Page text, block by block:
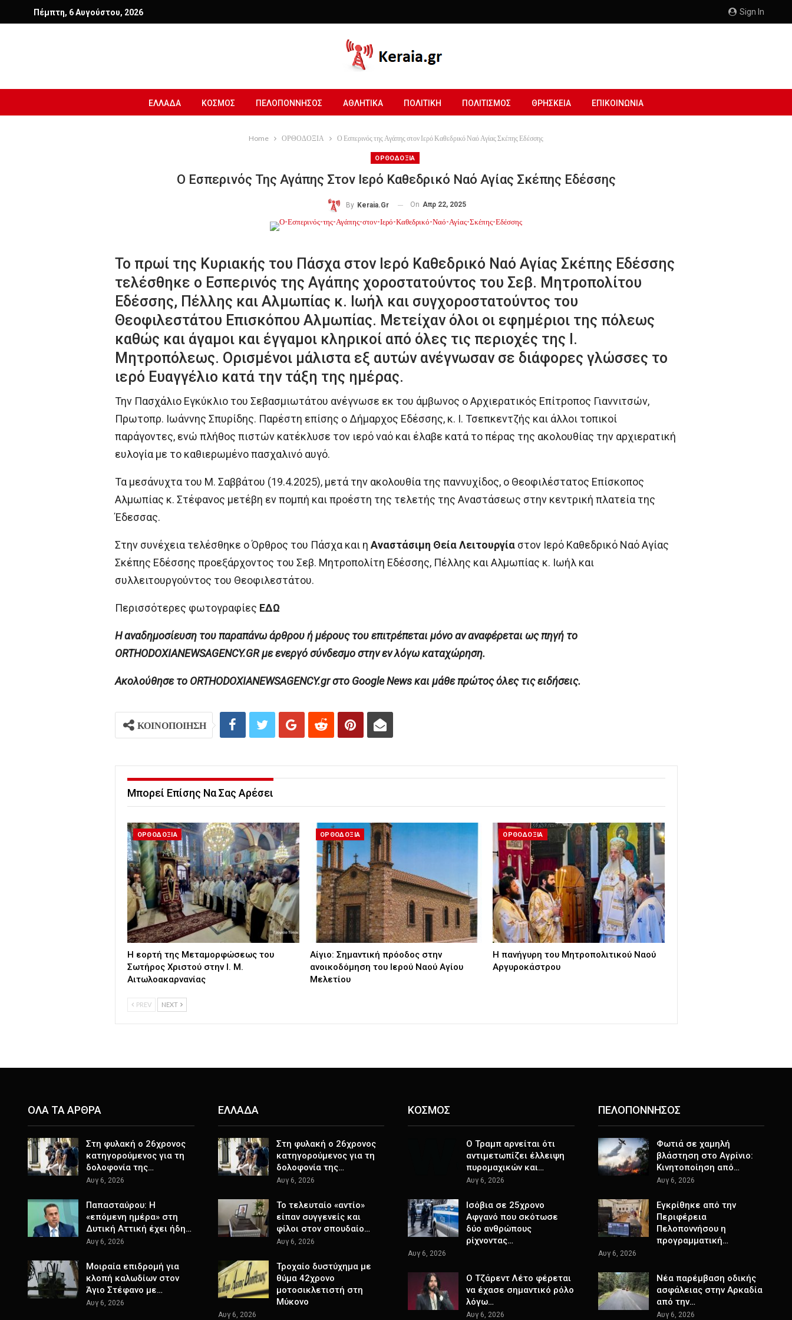
Sign In
Πέμπτη, 6 Αυγούστου, 2026
ΕΛΛΑΔΑ ΚΟΣΜΟΣ ΠΕΛΟΠΟΝΝΗΣΟΣ ΑΘΛΗΤΙΚΑ ΠΟΛΙΤΙΚΗ ΠΟΛΙΤΙΣΜΟΣ ΘΡΗΣΚΕΙΑ ΕΠΙΚΟΙΝΩΝΙΑ
Home ΟΡΘΟΔΟΞΙΑ Ο Εσπερινός της Αγάπης στον Ιερό Καθεδρικό Ναό Αγίας Σκέπης Εδέσσης
ΟΡΘΟΔΟΞΙΑ
Ο Εσπερινός Της Αγάπης Στον Ιερό Καθεδρικό Ναό Αγίας Σκέπης Εδέσσης
By Keraia.gr On Απρ 22, 2025
Το πρωί της Κυριακής του Πάσχα στον Ιερό Καθεδρικό Ναό Αγίας Σκέπης Εδέσσης
τελέσθηκε ο Εσπερινός της Αγάπης χοροστατούντος του Σεβ. Μητροπολίτου
Εδέσσης, Πέλλης και Αλμωπίας κ. Ιωήλ και συγχοροστατούντος του
Θεοφιλεστάτου Επισκόπου Αλμωπίας. Μετείχαν όλοι οι εφημέριοι της πόλεως
καθώς και άγαμοι και έγγαμοι κληρικοί από όλες τις περιοχές της Ι.
Μητροπόλεως. Ορισμένοι μάλιστα εξ αυτών ανέγνωσαν σε διάφορες γλώσσες το
ιερό Ευαγγέλιο κατά την τάξη της ημέρας.
Την Πασχάλιο Εγκύκλιο του Σεβασμιωτάτου ανέγνωσε εκ του άμβωνος ο Αρχιερατικός Επίτροπος Γιαννιτσών,
Πρωτοπρ. Ιωάννης Σπυρίδης. Παρέστη επίσης ο Δήμαρχος Εδέσσης, κ. Ι. Τσεπκεντζής και άλλοι τοπικοί
παράγοντες, ενώ πλήθος πιστών κατέκλυσε τον ιερό ναό και έλαβε κατά το πέρας της ακολουθίας την αρχιερατική
ευλογία με το καθιερωμένο πασχαλινό αυγό.
Τα μεσάνυχτα του Μ. Σαββάτου (19.4.2025), μετά την ακολουθία της παννυχίδος, ο Θεοφιλέστατος Επίσκοπος
Αλμωπίας κ. Στέφανος μετέβη εν πομπή και προέστη της τελετής της Αναστάσεως στην κεντρική πλατεία της
Έδεσσας.
Στην συνέχεια τελέσθηκε ο Όρθρος του Πάσχα και η Αναστάσιμη Θεία Λειτουργίαστον Ιερό Καθεδρικό Ναό Αγίας
Σκέπης Εδέσσης προεξάρχοντος του Σεβ. Μητροπολίτη Εδέσσης, Πέλλης και Αλμωπίας κ. Ιωήλ και
συλλειτουργούντος του Θεοφιλεστάτου.
Περισσότερες φωτογραφίες ΕΔΩ
H αναδημοσίευση του παραπάνω άρθρου ή μέρους του επιτρέπεται μόνο αν αναφέρεται ως πηγή το
ORTHODOXIANEWSAGENCY.GR με ενεργό σύνδεσμο στην εν λόγω καταχώρηση.
Ακολούθησε το ORTHODOXIANEWSAGENCY.gr στο Google News και μάθε πρώτος όλες τις ειδήσεις.
ΚΟΙΝΟΠΟΙΗΣΗ
Μπορεί Επίσης Να Σας Αρέσει
ΟΡΘΟΔΟΞΙΑ
Η εορτή της Μεταμορφώσεως του
Σωτήρος Χριστού στην Ι. Μ.
Αιτωλοακαρνανίας
ΟΡΘΟΔΟΞΙΑ
Αίγιο: Σημαντική πρόοδος στην
ανοικοδόμηση του Ιερού Ναού Αγίου
Μελετίου
ΟΡΘΟΔΟΞΙΑ
Η πανήγυρη του Μητροπολιτικού Ναού
Αργυροκάστρου
PREV NEXT
ΟΛΑ ΤΑ ΑΡΘΡΑ
Στη φυλακή ο 26χρονος
κατηγορούμενος για τη
δολοφονία της…
Αυγ 6, 2026
Παπασταύρου: Η
«επόμενη ημέρα» στη
Δυτική Αττική έχει ήδη…
Αυγ 6, 2026
Μοιραία επιδρομή για
κλοπή καλωδίων στον
Άγιο Στέφανο με…
Αυγ 6, 2026
ΕΛΛΑΔΑ
Στη φυλακή ο 26χρονος
κατηγορούμενος για τη
δολοφονία της…
Αυγ 6, 2026
Το τελευταίο «αντίο»
είπαν συγγενείς και
φίλοι στον σπουδαίο…
Αυγ 6, 2026
Τροχαίο δυστύχημα με
θύμα 42χρονο
μοτοσικλετιστή στη
Μύκονο
Αυγ 6, 2026
ΚΟΣΜΟΣ
Ο Τραμπ αρνείται ότι
αντιμετωπίζει έλλειψη
πυρομαχικών και…
Αυγ 6, 2026
Ισόβια σε 25χρονο
Αφγανό που σκότωσε
δύο ανθρώπους
ρίχνοντας…
Αυγ 6, 2026
Ο Τζάρεντ Λέτο φέρεται
να έχασε σημαντικό ρόλο
λόγω…
Αυγ 6, 2026
ΠΕΛΟΠΟΝΝΗΣΟΣ
Φωτιά σε χαμηλή
βλάστηση στο Αγρίνιο:
Κινητοποίηση από…
Αυγ 6, 2026
Εγκρίθηκε από την
Περιφέρεια
Πελοποννήσου η
προγραμματική…
Αυγ 6, 2026
Νέα παρέμβαση οδικής
ασφάλειας στην Αρκαδία
από την…
Αυγ 6, 2026